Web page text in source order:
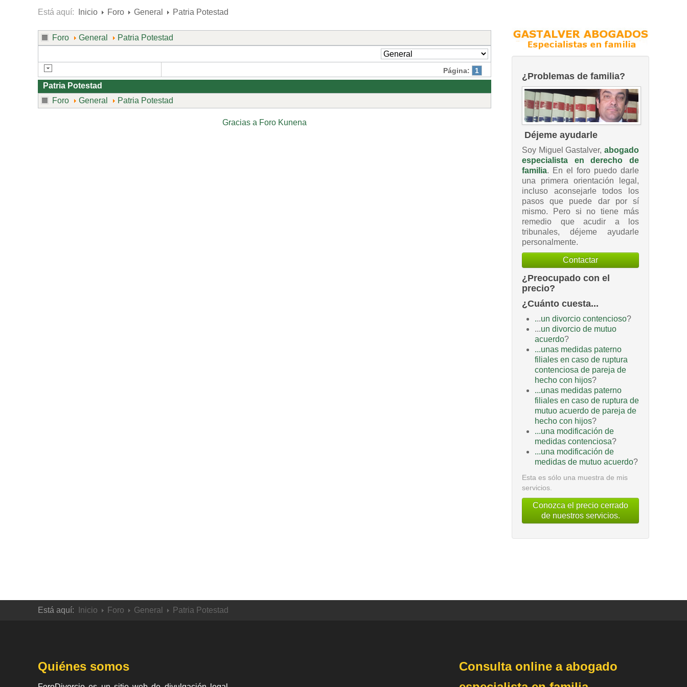
Está aquí: Inicio Foro General Patria Potestad
Foro General Patria Potestad
Página: 1
Patria Potestad
Foro
General Patria Potestad
Gracias a Foro Kunena
¿Problemas de familia?
Déjeme ayudarle
Soy Miguel Gastalver, abogado
especialista en derecho de
familia. En el foro puedo darle
una primera orientación legal,
incluso aconsejarle todos los
pasos que puede dar por sí
mismo. Pero si no tiene más
remedio que acudir a los
tribunales, déjeme ayudarle
personalmente.
Contactar
¿Preocupado con el
precio?
¿Cuánto cuesta...
...un divorcio contencioso?
...un divorcio de mutuo
acuerdo?
...unas medidas paterno
filiales en caso de ruptura
contenciosa de pareja de
hecho con hijos?
...unas medidas paterno
filiales en caso de ruptura de
mutuo acuerdo de pareja de
hecho con hijos?
...una modificación de
medidas contenciosa?
...una modificación de
medidas de mutuo acuerdo?
Esta es sólo una muestra de mis
servicios.
Conozca el precio cerrado
de nuestros servicios.
Está aquí: Inicio Foro General Patria Potestad
Quiénes somos
Consulta online a abogado